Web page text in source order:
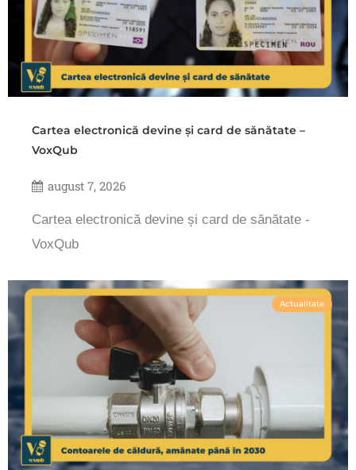
Cartea electronică devine și card de sănătate –
VoxQub
august 7, 2026
Cartea electronică devine și card de sănătate -
VoxQub
Actualitate